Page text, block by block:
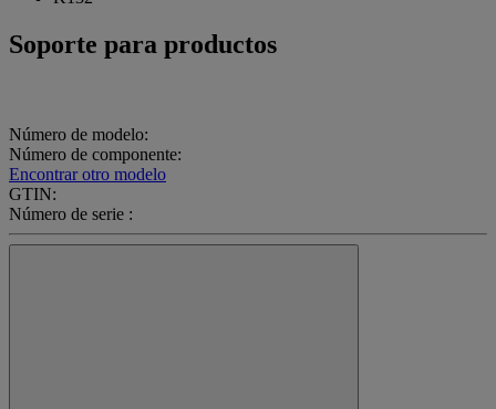
Soporte para productos
Número de modelo:
Número de componente:
Encontrar otro modelo
GTIN:
Número de serie :